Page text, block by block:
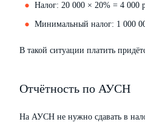
Налог: 20 000 × 20% = 4 000
Минимальный налог: 1 000
В такой ситуации платить
Отчётность по АУСН
На АУСН не нужно сдавать в